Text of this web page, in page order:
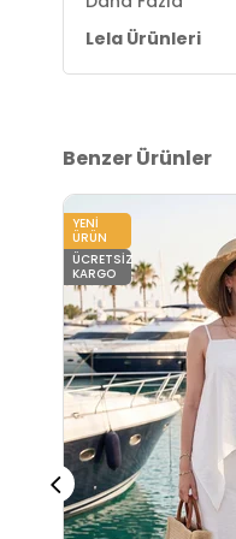
Yaş Grubu:
Menşei:Türkiye
2DY67810558.112
Lela Ürünleri
Benzer Ürünler
YENI
ÜRÜN
ÜCRETSIZ
KARGO